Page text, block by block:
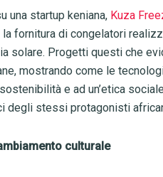
una startup keniana, Kuza
fornitura di congelatori
solare. Progetti questi che
mostrando come le
e ad un’etica
degli stessi protagonisti
culturale